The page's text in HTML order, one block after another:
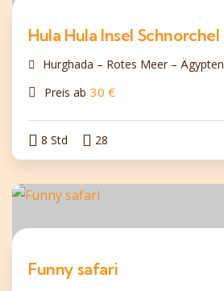
Hula Hula Insel Schnorchel
Hurghada – Rotes Meer – Ägypten
Preis ab 30 €
8 Std 28
Funny safari